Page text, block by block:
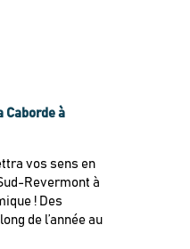
Caborde à
vos sens en
Revermont à
! Des
de l’année au